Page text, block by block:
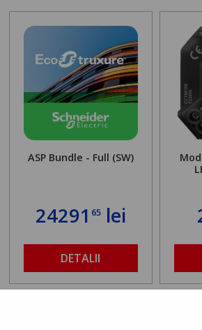
ASP Bundle - Full (SW)
24291 65lei
DETALII